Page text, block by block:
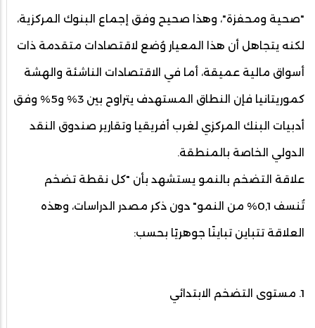
"صحية ومحفزة"، وهذا صحيح وفق إجماع البنوك المركزية،
لكنه يتجاهل أن هذا المعيار وُضع لاقتصادات متقدمة ذات
أسواق مالية عميقة، أما في الاقتصادات الناشئة والهشة
كموريتانيا فإن النطاق المستهدف يتراوح بين 3% و5% وفق
أدبيات البنك المركزي لغرب أفريقيا وتقارير صندوق النقد
الدولي الخاصة بالمنطقة.
علاقة التضخم بالنمو يستشهد بأن "كل نقطة تضخم
تُنسف 0,1% من النمو" دون ذكر مصدر الدراسات، وهذه
العلاقة تتباين تباينًا جوهريًا بحسب:
1. مستوى التضخم الابتدائي